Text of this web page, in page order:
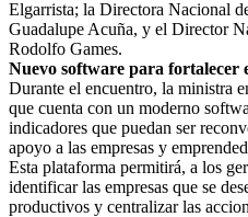
Elgarrista; la Directora Nacional
Guadalupe Acuña, y el Director
Rodolfo Games.
Nuevo software para
Durante el encuentro, la ministra
que cuenta con un moderno
indicadores que puedan ser
apoyo a las empresas y
Esta plataforma permitirá, a los
identificar las empresas que se
productivos y centralizar las